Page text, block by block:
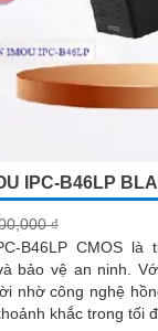
IPC-B46LP
₫
B46LP CMOS là
ninh. Với chất lượng hình
nhờ công nghệ
khắc trong tối